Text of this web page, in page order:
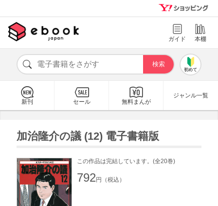
ガイド 本棚
初めて
新刊 セール 無料まんが
ジャンル一覧
加治隆介の議 (12) 電子書籍版
この作品は完結しています。(全20巻)
792 円（税込）